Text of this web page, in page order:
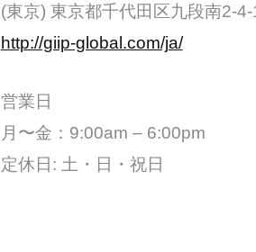
(東京) 東京都千代田区九段南2-
http://giip-global.com/ja/
営業日
月〜金：9:00am – 6:00pm
定休日: 土・日・祝日